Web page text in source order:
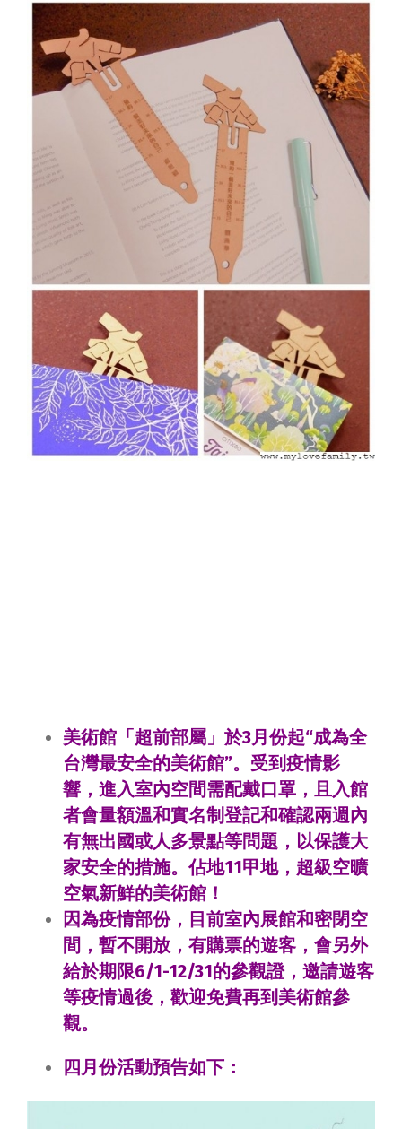
美術館「超前部屬」於3月份起“成為全
台灣最安全的美術館”。受到疫情影
響，進入室內空間需配戴口罩，且入館
者會量額溫和實名制登記和確認兩週內
有無出國或人多景點等問題，以保護大
家安全的措施。佔地11甲地，超級空曠
空氣新鮮的美術館！
因為疫情部份，目前室內展館和密閉空
間，暫不開放，有購票的遊客，會另外
給於期限6/1-12/31的參觀證，邀請遊客
等疫情過後，歡迎免費再到美術館參
觀。
四月份活動預告如下：